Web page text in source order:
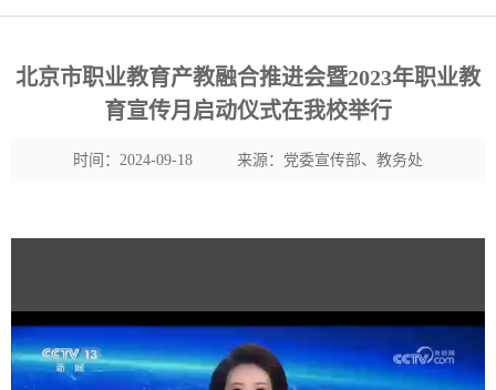
北京市职业教育产教融合推进会暨2023年职业教
育宣传月启动仪式在我校举行
时间：2024-09-18 来源：党委宣传部、教务处